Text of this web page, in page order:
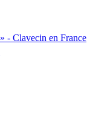
» - Clavecin en France